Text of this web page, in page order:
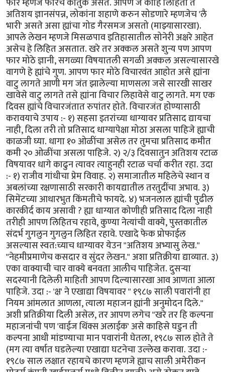
अतिशय ज्ञानसंपन्न, लोकांना शहाणे करुन सोडणारे म्हणजेच 'लै
भारी' असते असा ह्यांचा गोड गैरसमज असतो (माझ्यासारखा).
आपले लेखन म्हणजे मिसळपाव इतिहासातील सोनेरी अक्षरे आहेत
असेच हे लिहित असतात. खरे तर अक्कल असते शुन्य पण आपण
फार मोठे ज्ञानी, सगळ्या विषयातली सगळी अक्कल असल्यासारखे
वागणे हे ह्यांचे गुण. आपण फार मोठे विचारवंत आहोत असे ह्यांना
वाटु लागते आणी मग जंत झालेल्या माणसला जसे सारखी साखर
खावेसे वाटु लागते तसे ह्यांना विचार लिहावेसे वाटु लागते. मग एक
दिवस ह्यांचे विचारजंतात रुपांतर होते. विचारजंत होण्यासाठी
करावयाचे उपाय :- १) सहसा इतरांच्या धाग्यावर प्रतिसाद द्यायचा
नाही, दिला तरी तो प्रतिसाद धाग्यापेक्षा मोठा असला पाहिजे ह्याची
काळजी घ्या. धागा १० ओळींचा असेल तर तुमचा प्रतिसाद कमीत
कमी २० ओळींचा असला पाहिजे. २) २/३ दिवसातुन अतिशय रटाळ
विषयावर धागे काढुन त्यावर त्याहुनही रटाळ चर्चा करीत रहा. उदा
:- १) राजीव गांधीचा प्रेम विवाह. २) समाजातील महिलेचे स्थान व
अबलांच्या रक्षणासाठी सरकारी कायद्यातील तरतुदींचा अभाव. ३)
सिमेंटच्या आधारभुत किंमतीचे फायदे. ४) भजनलाल ह्यांची पुढील
कारकीर्द काय असावी ? ह्या धाग्यात कोणीही प्रतिसाद दिला नाही
तरीही आपण लिहितच रहावे, कुण्या नेत्यांची वाक्ये, पुस्तकातील
संदर्भ गुगलुन गुगलुन लिहित रहावे. एखादे फेक प्रोफाईल
असल्यास स्वत:च्याच धाग्यावर येउन "अतिशय अभ्यासु लेख."
"नेहमीप्रमाणेच कसदार व सुंदर लेखन." अशा प्रतिक्रीया द्याव्यात. ३)
एका वाक्याची चार वाक्ये बनवता आलीच पाहिजेत. दुसर्‍या
सदस्यानी दिलेली माहिती आपण दिल्यासारखा आव आणता आला
पाहिजे. उदा :- 'क्ष' ने एखाद्या विषयावर " १९८७ साली पवारांनी हा
नियम आंमलात आणला, त्याला महाजन ह्यांनी अनुमोदन दिले."
अशी प्रतिक्रीया दिली असेल, तर आपण लगेच "खरे तर हि कल्पना
महाजनांची पण 'वाईज थिंक्स अलाईक' असे काहिसे घडुन ती
कल्पना आधी मांडण्याचा मान पवारांनी घेतला, १९८७ साल होते ते
(मग त्या वर्षात घडलेल्या एखाद्या घटनेचा उल्लेख करावा. उदा :-
१९८७ साल लक्षात रहायचे कारण म्हणजे ह्याच साली अमेरीकन